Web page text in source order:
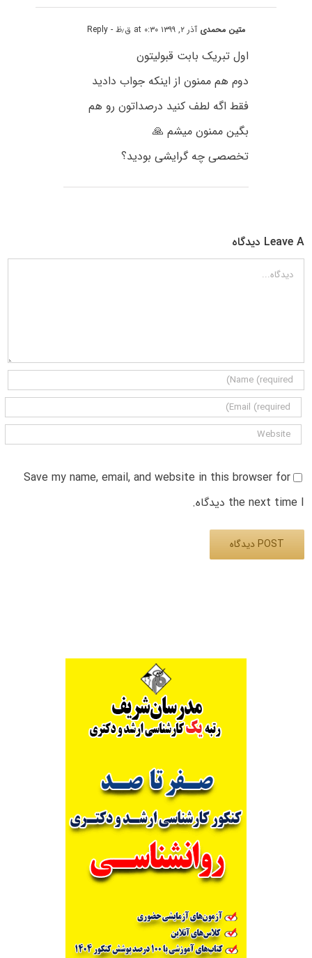
متین محمدی آذر ۲, ۱۳۹۹ at ۰:۳۰ ق٫ظ - Reply
اول تبریک بابت قبولیتون
دوم هم ممنون از اینکه جواب دادید
فقط اگه لطف کنید درصداتون رو هم
بگین ممنون میشم 🙏
تخصصی چه گرایشی بودید؟
Leave A دیدگاه
دیدگاه
Save my name, email, and website in this browser for
the next time I دیدگاه.